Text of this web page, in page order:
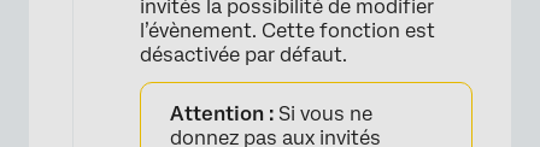
invités la possibilité de modifier
l’évènement. Cette fonction est
désactivée par défaut.
Attention : Si vous ne
donnez pas aux invités